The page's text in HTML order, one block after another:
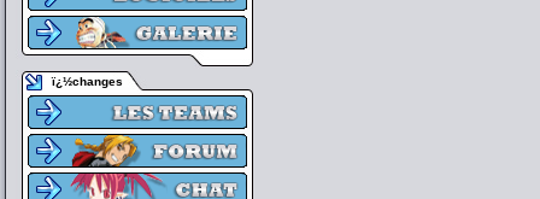
ï¿½changes